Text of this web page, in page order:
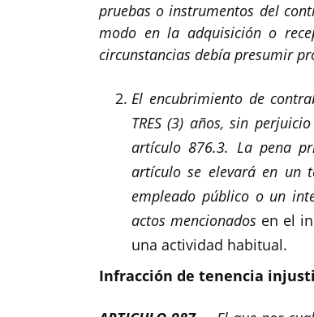
pruebas o instrumentos del
modo en la adquisición o
circunstancias debía presumir
El encubrimiento de
TRES (3) años, sin
artículo 876.3. La pena
artículo se elevará en un
empleado público o un
actos mencionados en el
una actividad habitual.
Infracción de tenencia